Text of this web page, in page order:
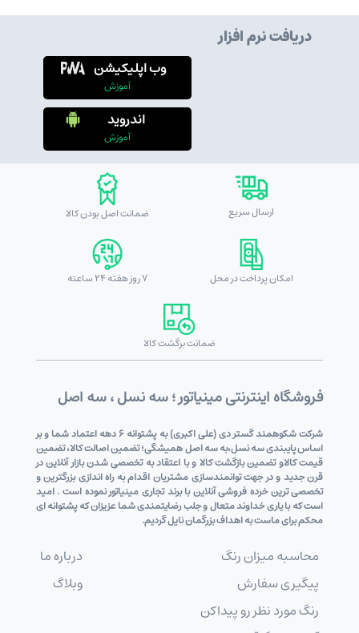
دریافت نرم افزار
وب اپلیکیشن
آموزش
اندروید
آموزش
ارسال سریع ضمانت اصل بودن کالا
امکان پرداخت در محل 7 روز هفته 24 ساعته
ضمانت برگشت کالا
فروشگاه اینترنتی مینیاتور ؛ سه نسل ، سه اصل
شرکت شکوهمند گستر دی (علی اکبری) به پشتوانه 6 دهه اعتماد شما و بر
اساس پایبندی سه نسل،به سه اصل همیشگی؛ تضمین اصالت کالا، تضمین
قیمت کالاو تضمین بازگشت کالا و با اعتقاد به تخصصی شدن بازار آنلاین در
قرن جدید و در جهت توانمندسازی مشتریان اقدام به راه اندازی بزرگترین و
تخصصی ترین خرده فروشی آنلاین با برند تجاری مینیاتور نموده است . امید
است که با یاری خداوند متعال و جلب رضایتمندی شما عزیزان که پشتوانه ای
محکم برای ماست به اهداف بزرگمان نایل گردیم.
محاسبه میزان رنگ
پیگیری سفارش
رنگ مورد نظر رو پیداکن
درباره ما
وبلاگ